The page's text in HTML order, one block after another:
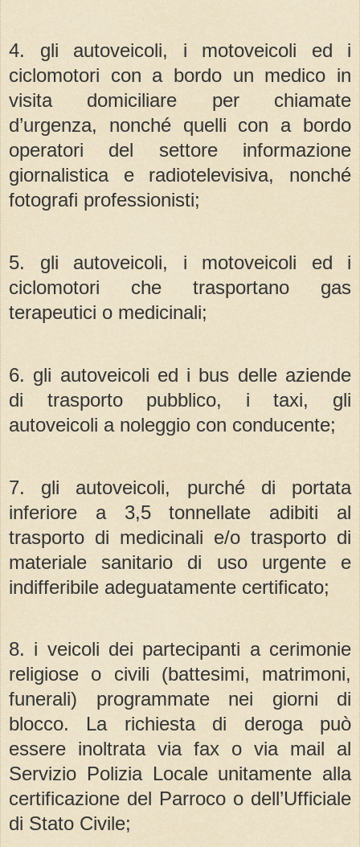
4. gli autoveicoli, i motoveicoli ed i
ciclomotori con a bordo un medico in
visita domiciliare per chiamate
d’urgenza, nonché quelli con a bordo
operatori del settore informazione
giornalistica e radiotelevisiva, nonché
fotografi professionisti;
5. gli autoveicoli, i motoveicoli ed i
ciclomotori che trasportano gas
terapeutici o medicinali;
6. gli autoveicoli ed i bus delle aziende
di trasporto pubblico, i taxi, gli
autoveicoli a noleggio con conducente;
7. gli autoveicoli, purché di portata
inferiore a 3,5 tonnellate adibiti al
trasporto di medicinali e/o trasporto di
materiale sanitario di uso urgente e
indifferibile adeguatamente certificato;
8. i veicoli dei partecipanti a cerimonie
religiose o civili (battesimi, matrimoni,
funerali) programmate nei giorni di
blocco. La richiesta di deroga può
essere inoltrata via fax o via mail al
Servizio Polizia Locale unitamente alla
certificazione del Parroco o dell’Ufficiale
di Stato Civile;